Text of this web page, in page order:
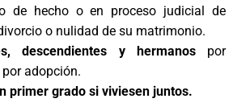
de hecho o en proceso judicial de
o nulidad de su matrimonio.
descendientes y hermanospor
adopción.
primer grado si viviesen juntos.